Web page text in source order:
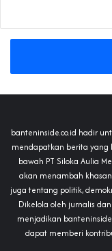
banteninside.co.id hadir
mendapatkan berita yang
bawah PT Siloka Aulia
akan menambah
juga tentang politik,
Dikelola oleh jurnalis
menjadikan
dapat memberi